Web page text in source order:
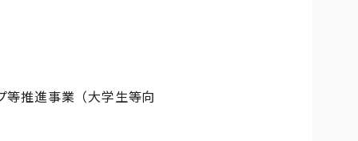
等推進事業（大学生等向